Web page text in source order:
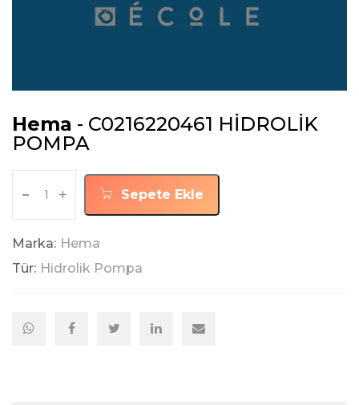
Hema - C0216220461 HİDROLİK
POMPA
- + Sepete Ekle
Marka: Hema
Tür: Hidrolik Pompa